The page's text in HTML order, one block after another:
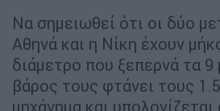
Να σημειωθεί ότι οι δύο
Αθηνά και η Νίκη έχουν
διάμετρο που ξεπερνά τα
βάρος τους φτάνει τους
μηχάνημα και